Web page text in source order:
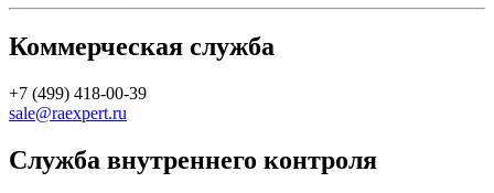
Коммерческая служба
+7 (499) 418-00-39
sale@raexpert.ru
Служба внутреннего контроля